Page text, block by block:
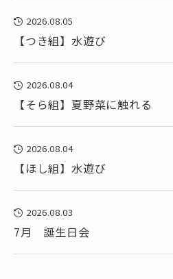
2026.08.05
【つき組】水遊び
2026.08.04
【そら組】夏野菜に触れる
2026.08.04
【ほし組】水遊び
2026.08.03
7月 誕生日会